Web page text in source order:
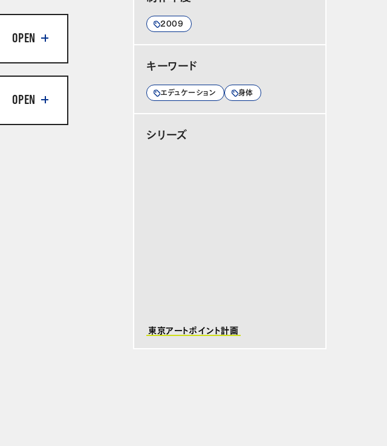
2009
キーワード
エデュケーション 身体
シリーズ
東京アートポイント計画